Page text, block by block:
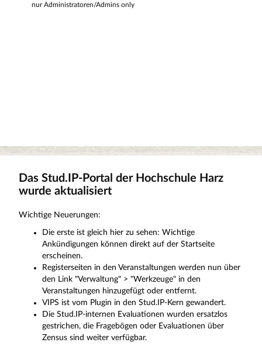
nur Administratoren/Admins only
Das Stud.IP-Portal der Hochschule Harz
wurde aktualisiert
Wichtige Neuerungen:
Die erste ist gleich hier zu sehen: Wichtige
Ankündigungen können direkt auf der Startseite
erscheinen.
Registerseiten in den Veranstaltungen werden nun über
den Link "Verwaltung" > "Werkzeuge" in den
Veranstaltungen hinzugefügt oder entfernt.
VIPS ist vom Plugin in den Stud.IP-Kern gewandert.
Die Stud.IP-internen Evaluationen wurden ersatzlos
gestrichen, die Fragebögen oder Evaluationen über
Zensus sind weiter verfügbar.